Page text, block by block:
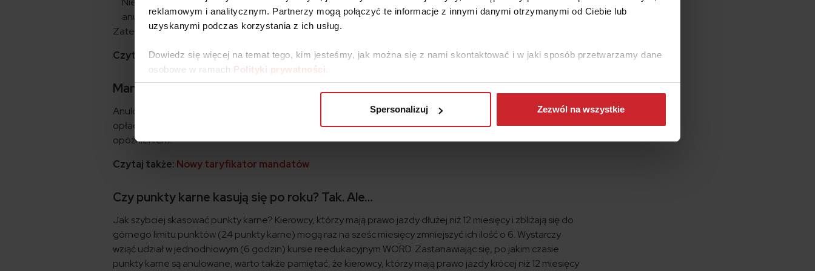
reklamowym i analitycznym. Partnerzy mogą połączyć te informacje z innymi danymi otrzymanymi od Ciebie lub
uzyskanymi podczas korzystania z ich usług.
Dowiedz się więcej na temat tego, kim jesteśmy, jak można się z nami skontaktować i w jaki sposób przetwarzamy dane
osobowe w ramach Polityki prywatności
Spersonalizuj Zezwól na wszystkie
anulowane!
Zatem, czy punkty karne kasują się po roku? Tak, pod warunkiem, że spełnisz powyższe kryteria.
Czytaj także:Czy można stracić prawo jazdy za parkowanie?
Mandat zapłacony z opóźnieniem – co z punktami?
Anulowanie punktów karnych możliwe jest po 365 dniach od momentu otrzymania mandatu oraz po jego
opłaceniu. Jeśli mandat został zapłacony z opóźnieniem, punkty karne zostaną anulowane także z
opóźnieniem.
Czytaj także: Nowy taryfikator mandatów
Czy punkty karne kasują się po roku? Tak. Ale…
Jak szybciej skasować punkty karne? Kierowcy, którzy mają prawo jazdy dłużej niż 12 miesięcy i zbliżają się do
górnego limitu punktów (24 punkty karne) mogą raz na sześc miesięcy zmniejszyć ich ilość o 6. Wystarczy
wziąć udział w jednodniowym (6 godzin) kursie reedukacyjnym WORD. Zastanawiając się, po jakim czasie
punkty karne są anulowane, warto także pamiętać, że kierowcy, którzy mają prawo jazdy krócej niż 12 miesięcy